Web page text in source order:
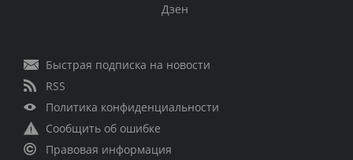
Дзен
Быстрая подписка на новости
RSS
Политика конфиденциальности
Сообщить об ошибке
Правовая информация